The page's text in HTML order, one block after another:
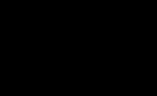
新規会員登録ページにお進
きません。
た場合など） ログインペ